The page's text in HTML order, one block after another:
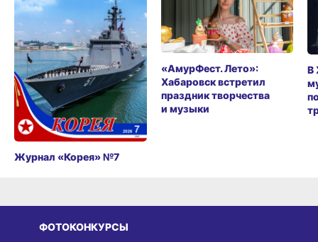
Журнал «Корея» №7
«АмурФест. Лето»:
Хабаровск встретил
праздник творчества
и музыки
В
ФОТОКОНКУРСЫ